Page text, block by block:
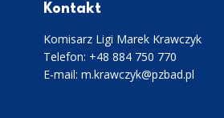
Kontakt
Komisarz Ligi Marek Krawczyk
Telefon: +48 884 750 770
E-mail: m.krawczyk@pzbad.pl